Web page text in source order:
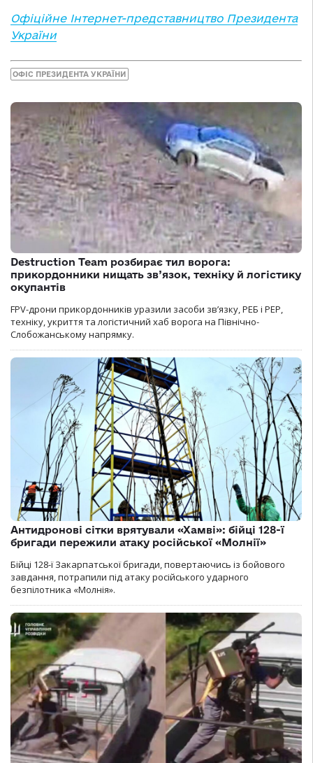
Офіційне Інтернет-представництво Президента
України
ОФІС ПРЕЗИДЕНТА УКРАЇНИ
Destruction Team розбирає тил ворога:
прикордонники нищать зв’язок, техніку й логістику
окупантів
FPV-дрони прикордонників уразили засоби зв’язку, РЕБ і РЕР,
техніку, укриття та логістичний хаб ворога на Північно-
Слобожанському напрямку.
Антидронові сітки врятували «Хамві»: бійці 128-ї
бригади пережили атаку російської «Молнії»
Бійці 128-ї Закарпатської бригади, повертаючись із бойового
завдання, потрапили під атаку російського ударного
безпілотника «Молнія».